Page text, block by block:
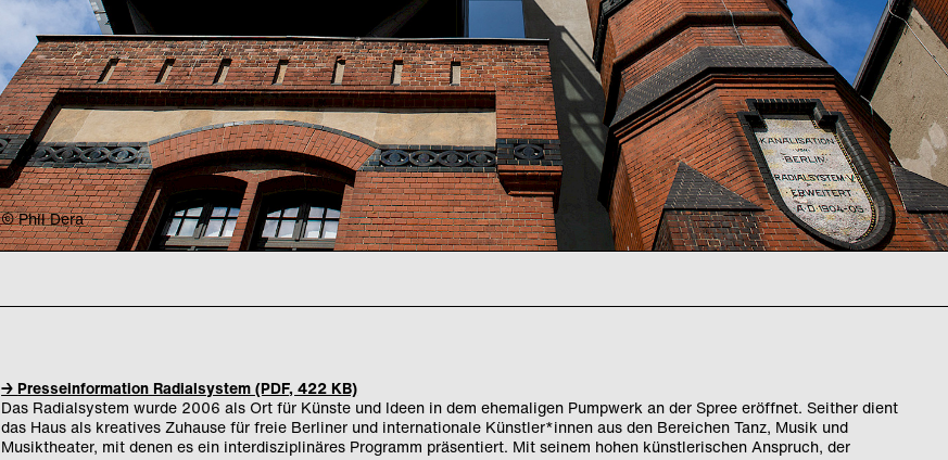
© Phil Dera
→ Presseinformation Radialsystem (PDF, 422 KB)
Das Radialsystem wurde 2006 als Ort für Künste und Ideen in dem ehemaligen Pumpwerk an der Spree eröffnet. Seither dient
das Haus als kreatives Zuhause für freie Berliner und internationale Künstler*innen aus den Bereichen Tanz, Musik und
Musiktheater, mit denen es ein interdisziplinäres Programm präsentiert. Mit seinem hohen künstlerischen Anspruch, der